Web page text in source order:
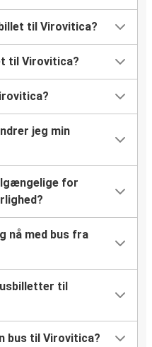
til Virovitica?
til Virovitica?
jeg min
for
nå med bus fra
til
bus til Virovitica?